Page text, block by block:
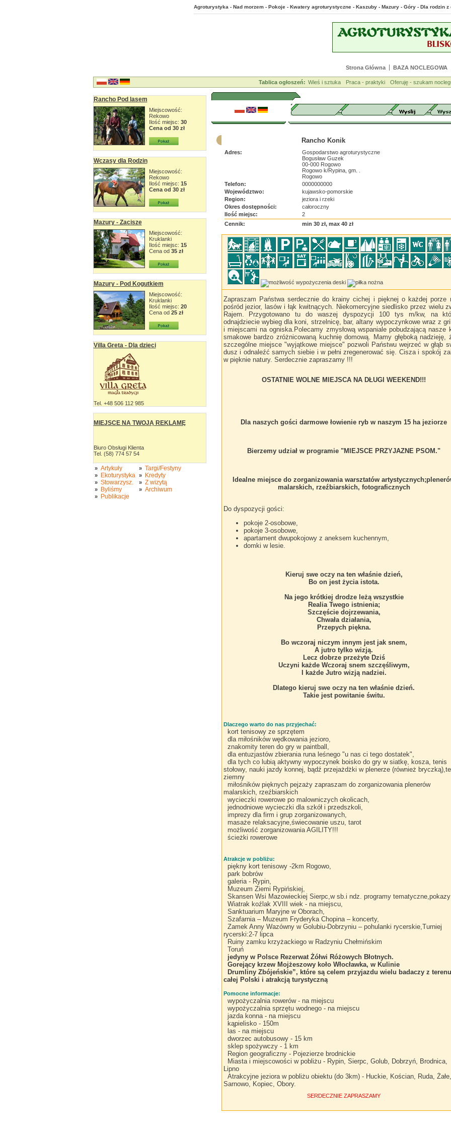
Agroturystyka - Nad morzem - Pokoje - Kwatery agroturystyczne - Kaszuby - Mazury - Góry - Dla
Strona Główna BAZA NOCLEGOWA
Tablica ogłoszeń: Wieś i sztuka Praca - praktyki Oferuję - szukam
Rancho Pod lasem
Miejscowość:
Rekowo
Ilość miejsc: 30
Cena od 30 zł
Wczasy dla Rodzin
Miejscowość:
Rekowo
Ilość miejsc: 15
Cena od 30 zł
Mazury - Zacisze
Miejscowość:
Kruklanki
Ilość miejsc: 15
Cena od 35 zł
Mazury - Pod Kogutkiem
Miejscowość:
Kruklanki
Ilość miejsc: 20
Cena od 25 zł
Villa Greta - Dla dzieci
Tel. +48 506 112 985
MIEJSCE NA TWOJĄ REKLAMĘ
Biuro Obsługi Klienta
Tel. (58) 774 57 54
» Artykuły
» Ekoturystyka
» Stowarzysz.
» Byliśmy
» Publikacje
» Targi/Festyny
» Kredyty
» Z wizytą
» Archiwum
Rancho Konik
Adres:
Gospodarstwo agroturystyczne
Bogusław Guzek
00-000 Rogowo
Rogowo k/Rypina, gm. .
Rogowo
Telefon:
0000000000
Województwo:
kujawsko-pomorskie
Region:
jeziora i rzeki
Okres dostępności:
całoroczny
Ilość miejsc:
2
Cennik:
min 30 zł, max 40 zł
Zapraszam Państwa serdecznie do krainy cichej i pięknej o każdej porze
pośród jezior, lasów i łąk kwitnących. Niekomercyjne siedlisko przez wielu
Rajem. Przygotowano tu do waszej dyspozycji 100 tys m/kw, na
odnajdziecie wybieg dla koni, strzelnicę, bar, altany wypoczynkowe wraz z
i miejscami na ogniska.Polecamy zmysłową wspaniale pobudzającą nasze
smakowe bardzo zróżnicowaną kuchnię domową. Mamy głęboką nadzieję,
szczególne miejsce "wyjątkowe miejsce" pozwoli Państwu wejrzeć w głąb
dusz i odnaleźć samych siebie i w pełni zregenerować się. Cisza i spokój
w pięknie natury. Serdecznie zapraszamy !!!
OSTATNIE WOLNE MIEJSCA NA DŁUGI WEEKEND!!!
Dla naszych gości darmowe łowienie ryb w naszym 15 ha jeziorze
Bierzemy udział w programie "MIEJSCE PRZYJAZNE PSOM."
Idealne miejsce do zorganizowania warsztatów
malarskich, rzeźbiarskich, fotograficznych
Do dyspozycji gości:
pokoje 2-osobowe,
pokoje 3-osobowe,
apartament dwupokojowy z aneksem kuchennym,
domki w lesie.
Kieruj swe oczy na ten właśnie dzień,
Bo on jest życia istota.
Na jego krótkiej drodze leżą wszystkie
Realia Twego istnienia;
Szczęście dojrzewania,
Chwała działania,
Przepych piękna.
Bo wczoraj niczym innym jest jak snem,
A jutro tylko wizją.
Lecz dobrze przeżyte Dziś
Uczyni każde Wczoraj snem szczęśliwym,
I każde Jutro wizją nadziei.
Dlatego kieruj swe oczy na ten właśnie dzień.
Takie jest powitanie świtu.
Dlaczego warto do nas przyjechać:
kort tenisowy ze sprzętem
dla miłośników wędkowania jezioro,
znakomity teren do gry w paintball,
dla entuzjastów zbierania runa leśnego "u nas ci tego dostatek",
dla tych co lubią aktywny wypoczynek boisko do gry w siatkę, kosza, tenis
stołowy, nauki jazdy konnej, bądź przejażdżki w plenerze (również
ziemny
miłośników pięknych pejzaży zapraszam do zorganizowania plenerów
malarskich, rzeźbiarskich
wycieczki rowerowe po malowniczych okolicach,
jednodniowe wycieczki dla szkół i przedszkoli,
imprezy dla firm i grup zorganizowanych,
masaże relaksacyjne,świecowanie uszu, tarot
możliwość zorganizowania AGILITY!!!
ścieżki rowerowe
Atrakcje w pobliżu:
piękny kort tenisowy -2km Rogowo,
park bobrów
galeria - Rypin,
Muzeum Ziemi Rypińskiej,
Skansen Wsi Mazowieckiej Sierpc,w sb.i ndz. programy tematyczne,pokazy
Wiatrak koźlak XVIII wiek - na miejscu,
Sanktuarium Maryjne w Oborach,
Szafarnia – Muzeum Fryderyka Chopina – koncerty,
Zamek Anny Wazówny w Golubiu-Dobrzyniu – pohulanki rycerskie,Turniej
rycerski:2-7 lipca
Ruiny zamku krzyżackiego w Radzyniu Chełmińskim
Toruń
jedyny w Polsce Rezerwat Żółwi Różowych Błotnych.
Gorejący krzew Mojżeszowy koło Włocławka, w Kulinie
Drumliny Zbójeńskie”, które są celem przyjazdu wielu badaczy z terenu
całej Polski i atrakcją turystyczną
Pomocne informacje:
wypożyczalnia rowerów - na miejscu
wypożyczalnia sprzętu wodnego - na miejscu
jazda konna - na miejscu
kąpielisko - 150m
las - na miejscu
dworzec autobusowy - 15 km
sklep spożywczy - 1 km
Region geograficzny - Pojezierze brodnickie
Miasta i miejscowości w pobliżu - Rypin, Sierpc, Golub, Dobrzyń, Brodnica,
Lipno
Atrakcyjne jeziora w pobliżu obiektu (do 3km) - Huckie, Kościan, Ruda, Żałe,
Sarnowo, Kopiec, Obory.
SERDECZNIE ZAPRASZAMY